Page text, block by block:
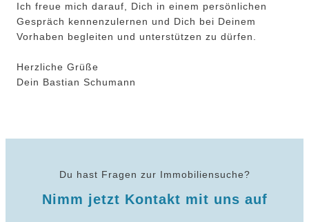
Ich freue mich darauf, Dich in einem persönlichen
Gespräch kennenzulernen und Dich bei Deinem
Vorhaben begleiten und unterstützen zu dürfen.
Herzliche Grüße
Dein Bastian Schumann
Du hast Fragen zur Immobiliensuche?
Nimm jetzt Kontakt mit uns auf